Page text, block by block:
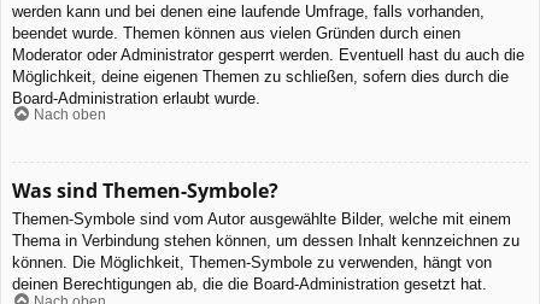
werden kann und bei denen eine laufende Umfrage, falls vorhanden,
beendet wurde. Themen können aus vielen Gründen durch einen
Moderator oder Administrator gesperrt werden. Eventuell hast du auch die
Möglichkeit, deine eigenen Themen zu schließen, sofern dies durch die
Board-Administration erlaubt wurde.
Nach oben
Was sind Themen-Symbole?
Themen-Symbole sind vom Autor ausgewählte Bilder, welche mit einem
Thema in Verbindung stehen können, um dessen Inhalt kennzeichnen zu
können. Die Möglichkeit, Themen-Symbole zu verwenden, hängt von
deinen Berechtigungen ab, die die Board-Administration gesetzt hat.